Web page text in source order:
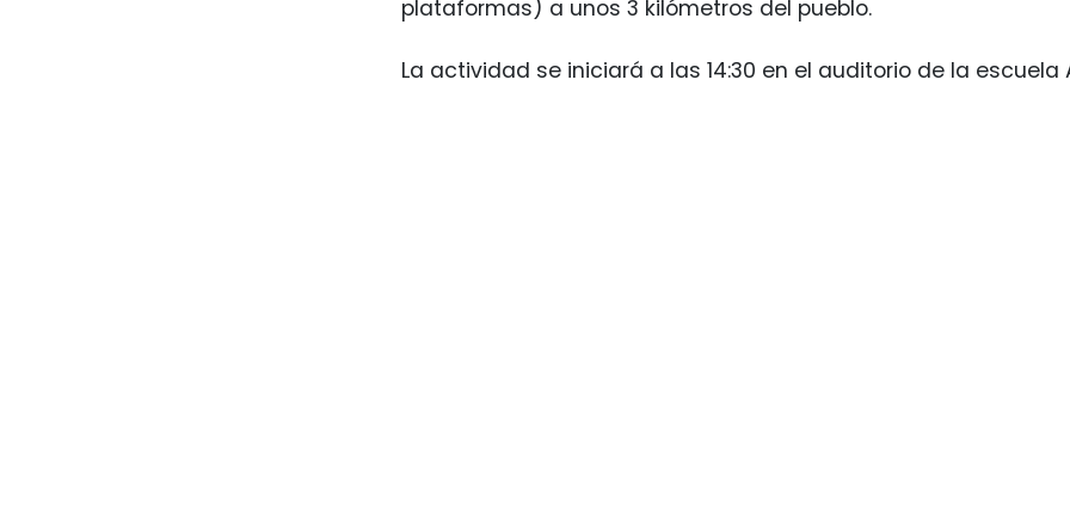
plataformas) a unos 3 kilómetros del pueblo.
La actividad se iniciará a las 14:30 en el auditorio de la escuela